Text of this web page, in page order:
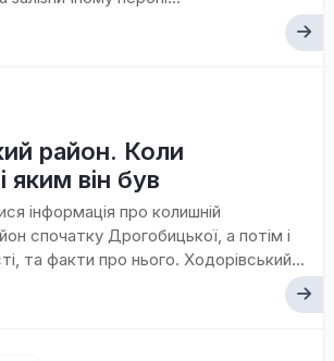
район. Коли
яким він був
інформація про колишній
спочатку Дрогобицької, а потім і
та факти про нього. Ходорівський...